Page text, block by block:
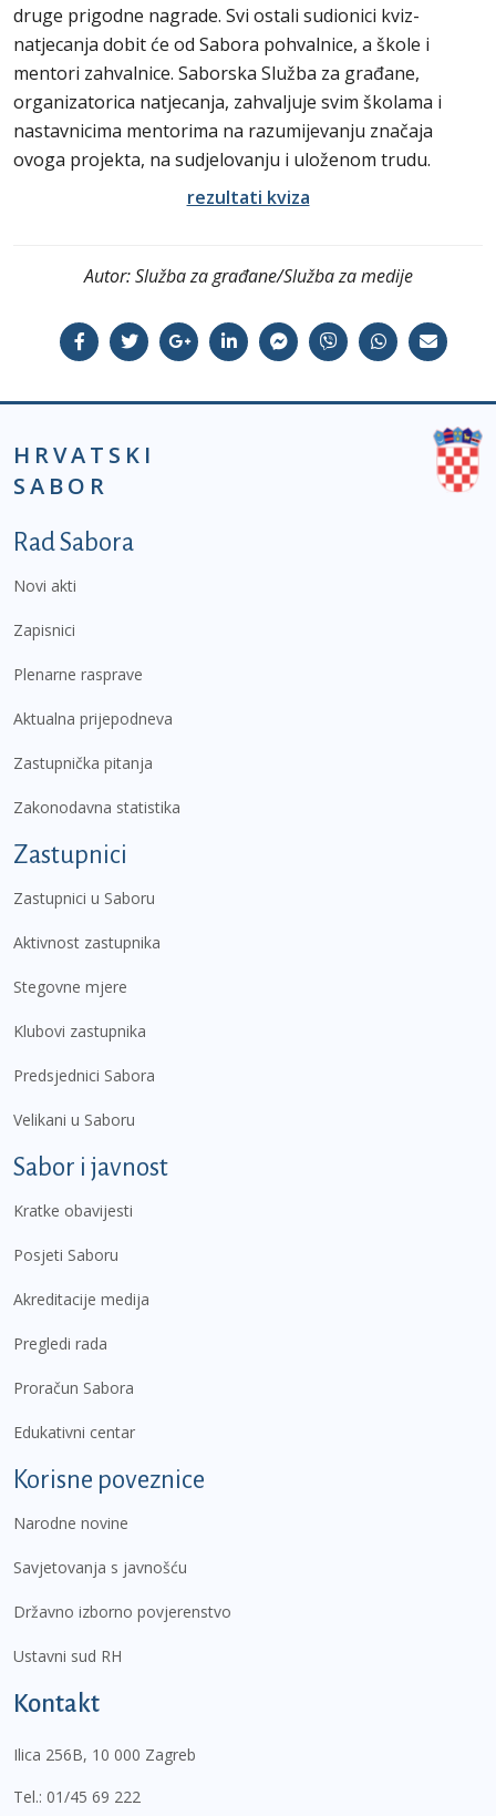
druge prigodne nagrade. Svi ostali sudionici kviz-
natjecanja dobit će od Sabora pohvalnice, a škole i
mentori zahvalnice. Saborska Služba za građane,
organizatorica natjecanja, zahvaljuje svim školama i
nastavnicima mentorima na razumijevanju značaja
ovoga projekta, na sudjelovanju i uloženom trudu.
rezultati kviza
Autor: Služba za građane/Služba za medije
HRVATSKI
SABOR
Podnožje prvi izbornik
Rad Sabora
Novi akti
Zapisnici
Plenarne rasprave
Aktualna prijepodneva
Zastupnička pitanja
Zakonodavna statistika
Zastupnici
Zastupnici u Saboru
Aktivnost zastupnika
Stegovne mjere
Klubovi zastupnika
Predsjednici Sabora
Velikani u Saboru
Sabor i javnost
Kratke obavijesti
Posjeti Saboru
Akreditacije medija
Pregledi rada
Proračun Sabora
Edukativni centar
Korisne poveznice
Narodne novine
Savjetovanja s javnošću
Državno izborno povjerenstvo
Ustavni sud RH
Kontakt
Ilica 256B, 10 000 Zagreb
Tel.: 01/45 69 222